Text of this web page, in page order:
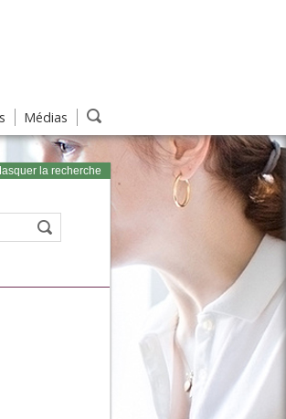
Médias
la recherche